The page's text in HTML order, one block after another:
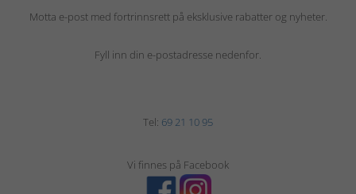
Motta e-post med fortrinnsrett på eksklusive rabatter og nyheter.
Fyll inn din e-postadresse nedenfor.
Tel: 69 21 10 95
Vi finnes på Facebook